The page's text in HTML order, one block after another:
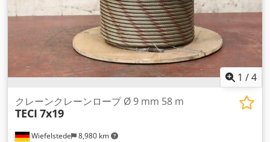
1 /4
Wiefelstede 8,980 km
クレーンクレーンロープ Ø 9 mm 58 m
TECI 7x19